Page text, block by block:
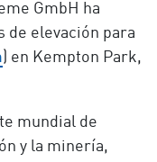
GmbH ha
de elevación para
) en Kempton Park,
mundial de
y la minería,